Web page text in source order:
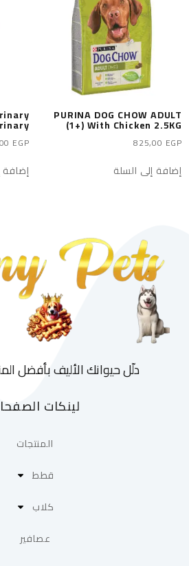
PURINA DOG CHOW ADULT
(1+) With Chicken 2.5KG
825,00 EGP
إضافة إلى السلة
EGP
إضافة
دلّل حيوانك الأليف بأفضل
لينكات
المنتجات
قطط
كلاب
عصافير